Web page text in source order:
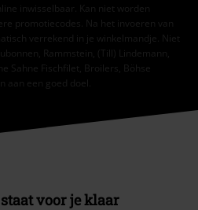
inwisselbaar. Kan niet worden
promotiecodes. Na het invoeren van
verrekend in je winkelmandje. Niet
Rammstein, (Till) Lindemann,
Sahne Fischfilet, Broilers, Böhse
aan een goed doel.
voor je klaar